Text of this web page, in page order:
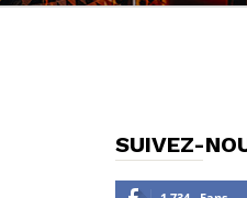
SUIVEZ-